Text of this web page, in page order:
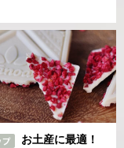
お土産に最適！